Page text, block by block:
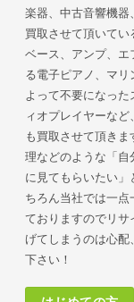
楽器、中古音響機
買取させて頂いてい
ベース、アンプ、
る電子ピアノ、マ
よって不要になっ
ィオプレイヤーな
も買取させて頂き
理などのような「自
に見てもらいたい
ちろん当社では一
ておりますのでリ
げてしまうのは心配
下さい！